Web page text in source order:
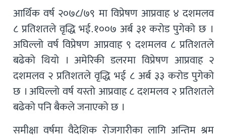
आर्थिक वर्ष २०७८/७९ मा विप्रेषण आप्रवाह ४ दशमलव
८ प्रतिशतले वृद्धि भई.१००७ अर्ब ३१ करोड पुगेको छ ।
अघिल्लो वर्ष विप्रेषण आप्रवाह ९ दशमलव ८ प्रतिशतले
बढेको थियो । अमेरिकी डलरमा विप्रेषण आप्रवाह २
दशमलव २ प्रतिशतले वृद्धि भई ८ अर्ब ३३ करोड पुगेको
छ । अघिल्लो वर्ष यस्तो आप्रवाह ८ दशमलव २ प्रतिशतले
बढेको पनि बैकले जनाएको छ ।
समीक्षा वर्षमा वैदेशिक रोजगारीका लागि अन्तिम श्रम